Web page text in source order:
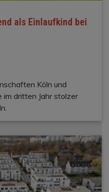
als Einlaufkind bei
Köln und
im dritten Jahr stolzer